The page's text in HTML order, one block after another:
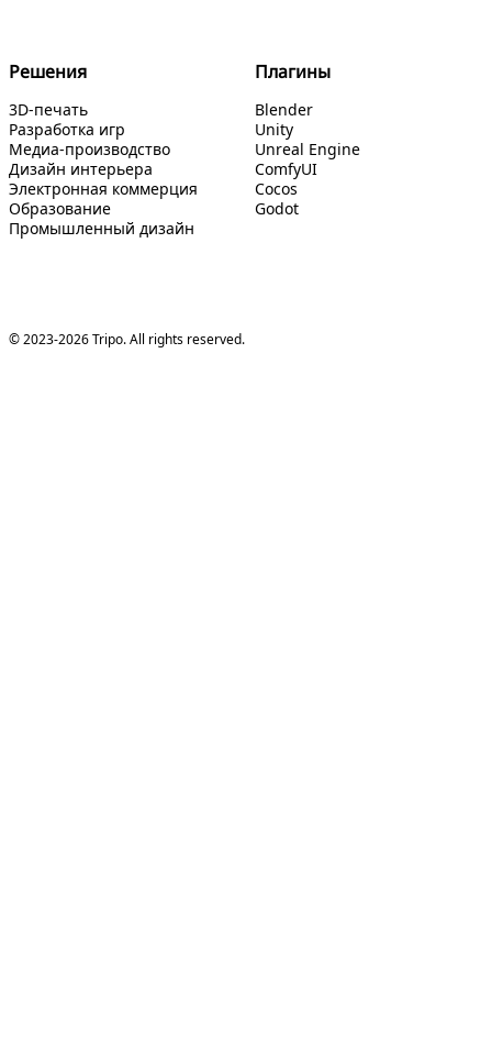
Решения
3D-печать
Разработка игр
Медиа-производство
Дизайн интерьера
Электронная коммерция
Образование
Промышленный дизайн
Плагины
Blender
Unity
Unreal Engine
ComfyUI
Cocos
Godot
© 2023-2026 Tripo. All rights reserved.